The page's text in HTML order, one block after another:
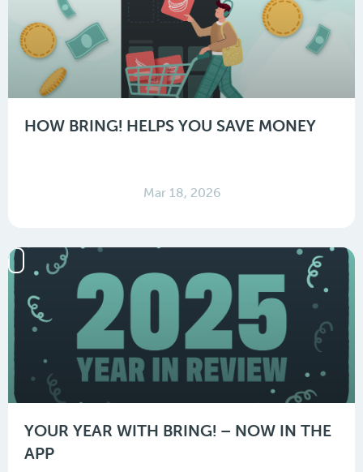
HOW BRING! HELPS YOU SAVE MONEY
Mar 18, 2026
YOUR YEAR WITH BRING! – NOW IN THE
APP